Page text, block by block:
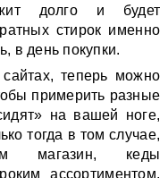
долго и будет
стирок именно
в день покупки.
теперь можно
примерить разные
на вашей ноге,
тогда в том случае,
магазин, кеды
ассортиментом,